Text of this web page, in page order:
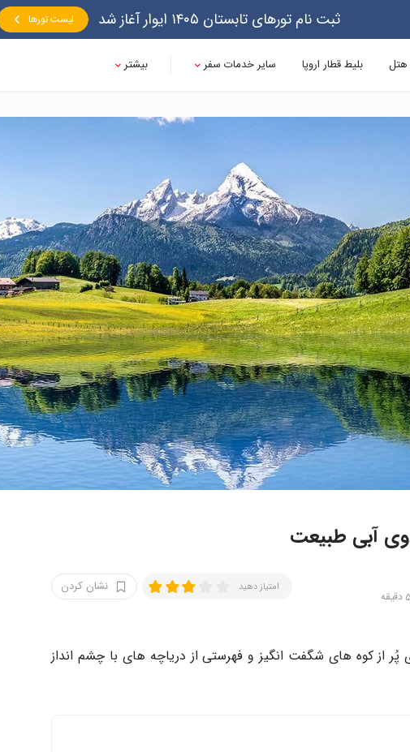
ثبت نام تورهای تابستان ۱۴۰۵ ایوار آغاز شد لیست تورها
هتل بلیط قطار اروپا سایر خدمات سفر بیشتر
آبی طبیعت
امتیاز دهید نشان کردن
از کوه های شگفت انگیز و فهرستی از دریاچه های با چشم انداز